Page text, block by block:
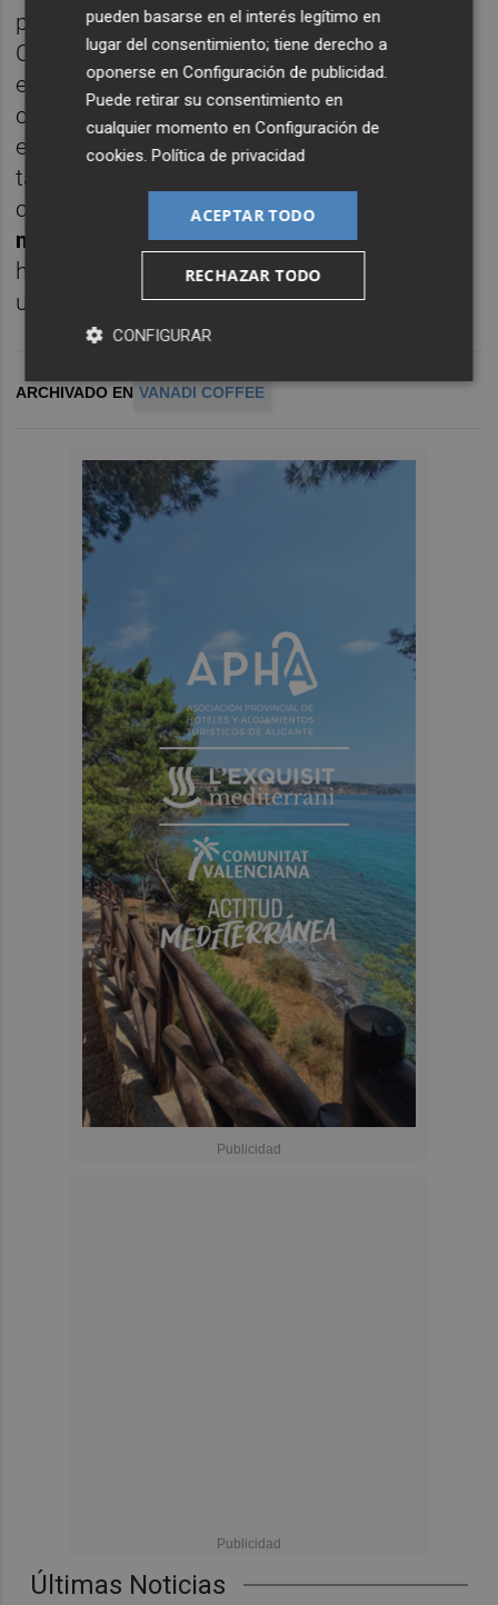
Últimas Noticias
previsto en su plan de negocio original".
Como resultado, Vanadi cuenta con "unas
estructuras de coste para una red de
cafeterías muy superior a las que finalmente
están operativas". Este párrafo destaca
también a favor de la empresa que cuenta
con un
acuerdo de financiación de 10
millones
con Alpha Blue Ocean, del cual "se
ha ejecutado a la fecha del presente informe
un importe de 1,5 millones".
ARCHIVADO EN VANADI COFFEE
pueden basarse en el interés legítimo en
lugar del consentimiento; tiene derecho a
oponerse enConfiguración de publicidad.
Puede retirar su consentimiento en
cualquier momento enConfiguración de
cookies.Política de privacidad
ACEPTAR TODO
RECHAZAR TODO
CONFIGURAR